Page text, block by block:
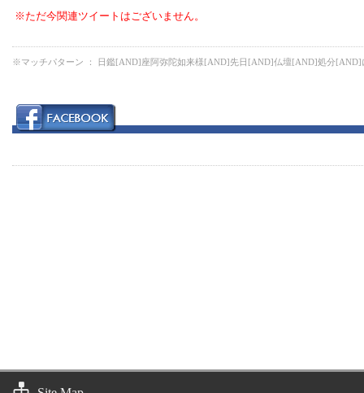
※ただ今関連ツイートはございません。
※マッチパターン ： 日鑑[AND]座阿弥陀如来様[AND]先日[AND]仏壇[AND]処分